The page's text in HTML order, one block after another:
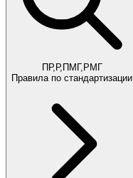
ПР,Р,ПМГ,РМГ
Правила по стандартизации